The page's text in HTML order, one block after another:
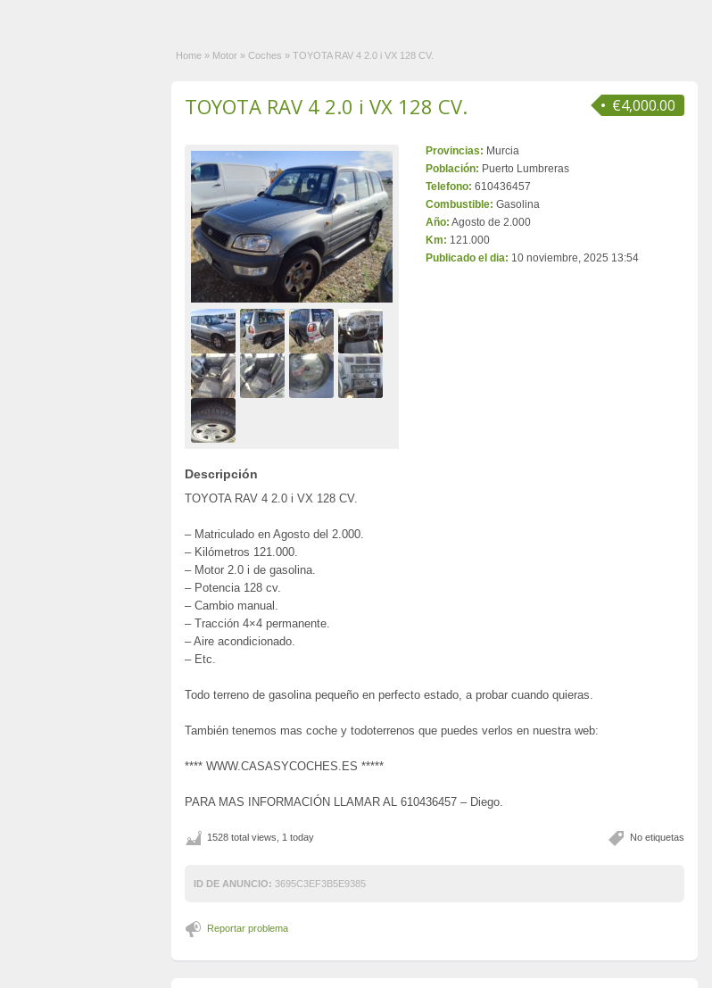
Home » Motor » Coches » TOYOTA RAV 4 2.0 i VX 128 CV.
€4,000.00
TOYOTA RAV 4 2.0 i VX 128 CV.
Provincias: Murcia
Población: Puerto Lumbreras
Telefono: 610436457
Combustible: Gasolina
Año: Agosto de 2.000
Km: 121.000
Publicado el dia: 10 noviembre, 2025 13:54
Descripción
TOYOTA RAV 4 2.0 i VX 128 CV.
– Matriculado en Agosto del 2.000.
– Kilómetros 121.000.
– Motor 2.0 i de gasolina.
– Potencia 128 cv.
– Cambio manual.
– Tracción 4×4 permanente.
– Aire acondicionado.
– Etc.
Todo terreno de gasolina pequeño en perfecto estado, a probar cuando quieras.
También tenemos mas coche y todoterrenos que puedes verlos en nuestra web:
**** WWW.CASASYCOCHES.ES *****
PARA MAS INFORMACIÓN LLAMAR AL 610436457 – Diego.
No etiquetas
1528 total views, 1 today
ID DE ANUNCIO: 3695C3EF3B5E9385
Reportar problema